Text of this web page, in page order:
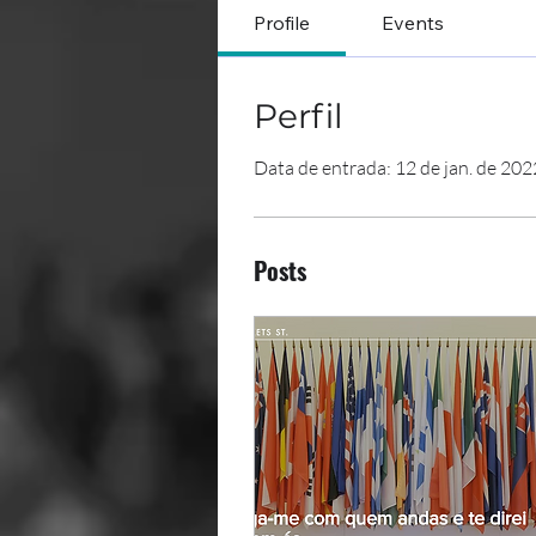
Profile Events
Perfil
Data de entrada: 12 de jan. de
Posts